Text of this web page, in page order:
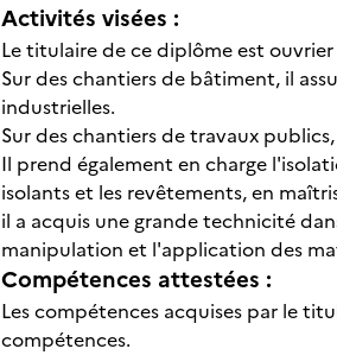
Activités visées :
Le titulaire de ce diplôme est
Sur des chantiers de bâtiment, il
industrielles.
Sur des chantiers de travaux
Il prend également en charge
isolants et les revêtements, en
il a acquis une grande technicité
manipulation et l'application des
Compétences attestées :
Les compétences acquises par le
compétences.